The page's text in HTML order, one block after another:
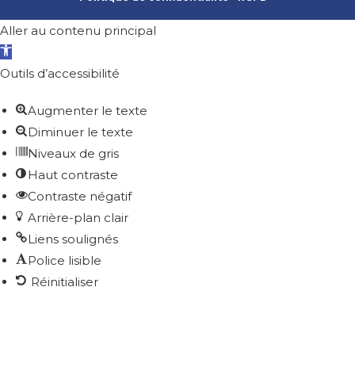
Aller au contenu principal
Ouvrir la barre d’outils
Outils d’accessibilité
Augmenter le texte
Diminuer le texte
Niveaux de gris
Haut contraste
Contraste négatif
Arrière-plan clair
Liens soulignés
Police lisible
Réinitialiser